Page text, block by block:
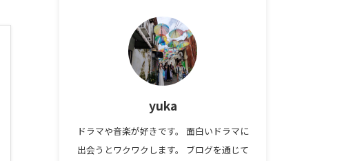
yuka
ドラマや音楽が好きです。 面白いドラマに
出会うとワクワクします。 ブログを通じて